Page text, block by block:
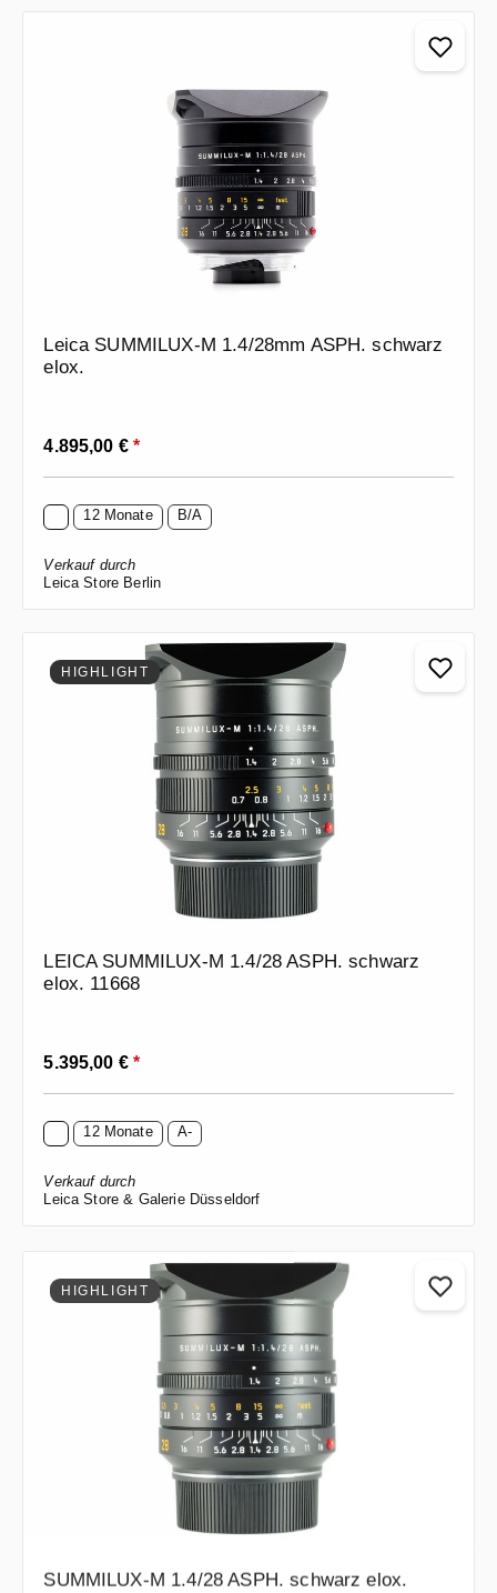
Leica SUMMILUX-M 1.4/28mm ASPH. schwarz
elox.
Regulärer Preis:
4.895,00 €*
12 Monate B/A
Verkauf durch
Leica Store Berlin
HIGHLIGHT
LEICA SUMMILUX-M 1.4/28 ASPH. schwarz
elox. 11668
Regulärer Preis:
5.395,00 €*
12 Monate A-
Verkauf durch
Leica Store & Galerie Düsseldorf
HIGHLIGHT
SUMMILUX-M 1.4/28 ASPH. schwarz elox.